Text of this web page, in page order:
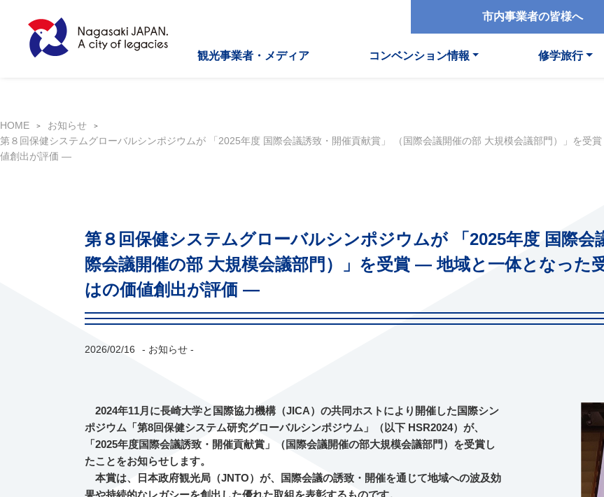
市内事業者の皆様へ
観光事業者・メディア コンベンション情報 修学旅行
HOME
お知らせ
第８回保健システムグローバルシンポジウムが 「2025年度 国際会議誘致・開催貢献賞」 （国際会議開催の部 大規模会議部門）」を受
値創出が評価 ―
第８回保健システムグローバルシンポジウムが 「2025年度 国際会
際会議開催の部 大規模会議部門）」を受賞 ― 地域と一体となった
はの価値創出が評価 ―
2026/02/16 - お知らせ -
2024年11月に長崎大学と国際協力機構（JICA）の共同ホストにより開催した国際シン
ポジウム「第8回保健システム研究グローバルシンポジウム」（以下 HSR2024）が、
「2025年度国際会議誘致・開催貢献賞」（国際会議開催の部大規模会議部門）を受賞し
たことをお知らせします。
本賞は、日本政府観光局（JNTO）が、国際会議の誘致・開催を通じて地域への波及効
果や持続的なレガシーを創出した優れた取組を表彰するものです。